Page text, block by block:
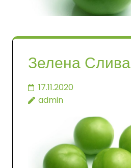
Зелена Слива
17.11.2020
admin